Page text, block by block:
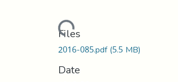
Loading...
Files
2016-085.pdf(5.5 MB)
Date